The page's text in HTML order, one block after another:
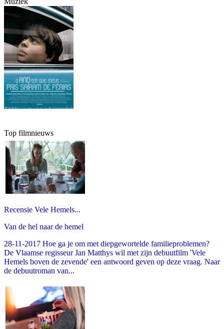
Top filmnieuws
Recensie Vele Hemels...
Van de hel naar de hemel
28-11-2017 Hoe ga je om met diepgewortelde familieproblemen?
De Vlaamse regisseur Jan Matthys wil met zijn debuutfilm 'Vele
Hemels boven de zevende' een antwoord geven op deze vraag. Naar
de debuutroman van...